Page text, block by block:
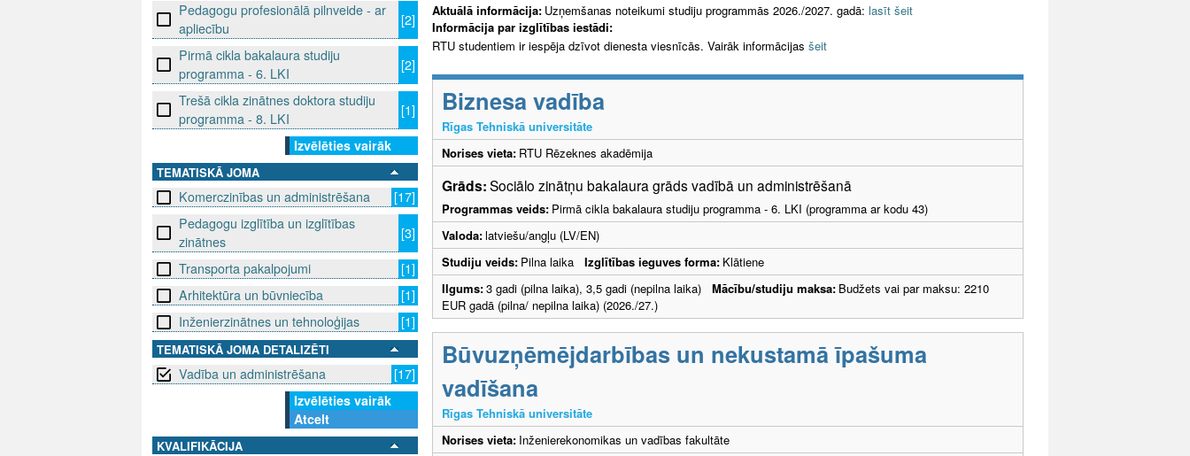
Pedagogu profesionālā pilnveide - ar
apliecību
[2]
Pirmā cikla bakalaura studiju
programma - 6. LKI
[2]
Trešā cikla zinātnes doktora studiju
programma - 8. LKI
[1]
Izvēlēties vairāk
TEMATISKĀ JOMA
Komerczinības un administrēšana
[17]
Pedagogu izglītība un izglītības
zinātnes
[3]
Transporta pakalpojumi
[1]
Arhitektūra un būvniecība
[1]
Inženierzinātnes un tehnoloģijas
[1]
TEMATISKĀ JOMA DETALIZĒTI
Vadība un administrēšana
[17]
Izvēlēties vairāk
Atcelt
KVALIFIKĀCIJA
Aktuālā informācija: Uzņemšanas noteikumi studiju programmās 2026./2027. gadā: lasīt šeit
Informācija par izglītības iestādi:
RTU studentiem ir iespēja dzīvot dienesta viesnīcās. Vairāk informācijas šeit
Biznesa vadība
Rīgas Tehniskā universitāte
Norises vieta: RTU Rēzeknes akadēmija
Grāds:Sociālo zinātņu bakalaura grāds vadībā un administrēšanā
Programmas veids: Pirmā cikla bakalaura studiju programma - 6. LKI (programma ar kodu 43)
Valoda:latviešu/angļu (LV/EN)
Studiju veids: Pilna laika Izglītības ieguves forma: Klātiene
Ilgums:3 gadi (pilna laika), 3,5 gadi (nepilna laika) Mācību/studiju maksa: Budžets vai par maksu: 2210
EUR gadā (pilna/ nepilna laika) (2026./27.)
Būvuzņēmējdarbības un nekustamā īpašuma
vadīšana
Rīgas Tehniskā universitāte
Norises vieta: Inženierekonomikas un vadības fakultāte